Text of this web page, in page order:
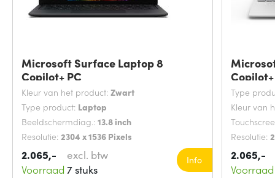
Microsoft Surface Laptop 8
Copilot+ PC
Kleur van het product: Zwart
Type product: Laptop
Beeldschermdiag.: 13.8 inch
Resolutie: 2304 x 1536 Pixels
2.065,-
excl. btw
Voorraad 7 stuks
Info
Type
Kleur van
Resolutie:
2.065,-
Voorraad